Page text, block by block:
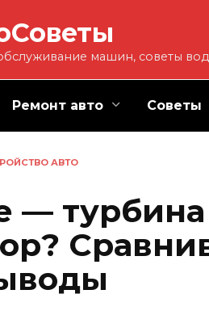
машин, советы
Ремонт авто Советы
АВТО
—